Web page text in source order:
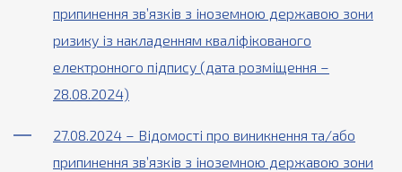
припинення зв’язків з іноземною державою зони
ризику із накладенням кваліфікованого
електронного підпису (дата розміщення –
28.08.2024)
27.08.2024 – Відомості про виникнення та/або
припинення зв’язків з іноземною державою зони